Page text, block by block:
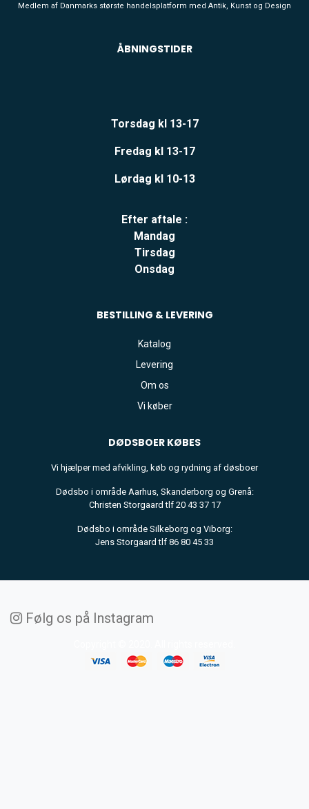
Medlem af Danmarks største handelsplatform med Antik, Kunst og Design
ÅBNINGSTIDER
Torsdag kl 13-17
Fredag kl 13-17
Lørdag kl 10-13
Efter aftale :
Mandag
Tirsdag
Onsdag
BESTILLING & LEVERING
Katalog
Levering
Om os
Vi køber
DØDSBOER KØBES
Vi hjælper med afvikling, køb og rydning af døsboer
Dødsbo i område Aarhus, Skanderborg og Grenå:
Christen Storgaard tlf 20 43 37 17
Dødsbo i område Silkeborg og Viborg:
Jens Storgaard tlf 86 80 45 33
Følg os på Instagram